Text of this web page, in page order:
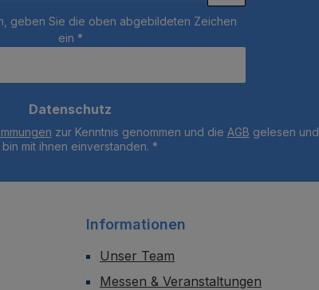
geben Sie die oben abgebildeten Zeichen
ein *
Datenschutz
zur Kenntnis genommen und die AGB gelesen und
bin mit ihnen einverstanden. *
Informationen
Unser Team
Messen & Veranstaltungen